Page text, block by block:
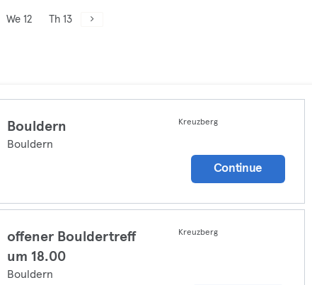
We 12 Th 13
Bouldern
Bouldern
Kreuzberg
Continue
offener Bouldertreff
um 18.00
Bouldern
Kreuzberg